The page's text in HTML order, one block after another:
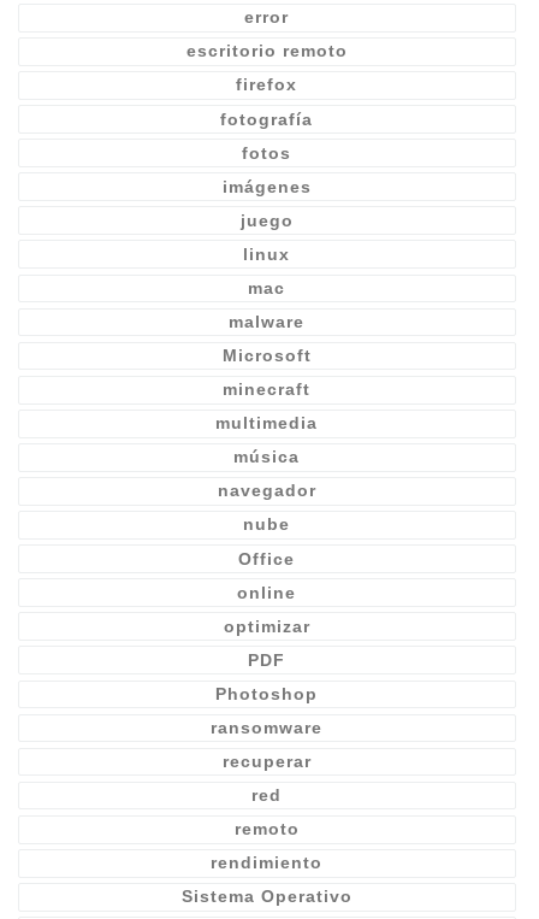
error
escritorio remoto
firefox
fotografía
fotos
imágenes
juego
linux
mac
malware
Microsoft
minecraft
multimedia
música
navegador
nube
Office
online
optimizar
PDF
Photoshop
ransomware
recuperar
red
remoto
rendimiento
Sistema Operativo